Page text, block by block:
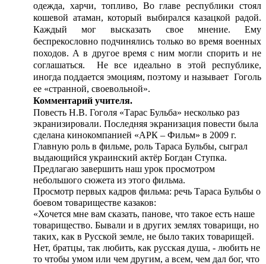
одежда, харчи, топливо, Во главе республики стоял
кошевой атаман, который выбирался казацкой радой.
Каждый мог высказать свое мнение. Ему
беспрекословно подчинялись только во время военных
походов. А в другое время с ним могли спорить и не
соглашаться. Не все идеально в этой республике,
иногда поддается эмоциям, поэтому и называет Гоголь
ее «странной, своевольной».
Комментарий учителя.
Повесть Н.В. Гоголя «Тарас Бульба» несколько раз
экранизировали. Последняя экранизация повести была
сделана кинокомпанией «АРК – Фильм» в 2009 г.
Главную роль в фильме, роль Тараса Бульбы, сыграл
выдающийся украинский актёр Богдан Ступка.
Предлагаю завершить наш урок просмотром
небольшого сюжета из этого фильма.
Просмотр первых кадров фильма: речь Тараса Бульбы о
боевом товариществе казаков:
«Хочется мне вам сказать, панове, что такое есть наше
товарищество. Бывали и в других землях товарищи, но
таких, как в Русской земле, не было таких товарищей.
Нет, братцы, так любить, как русская душа, - любить не
то чтобы умом или чем другим, а всем, чем дал бог, что